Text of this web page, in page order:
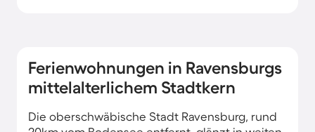
Ferienwohnungen in Ravensburgs
mittelalterlichem Stadtkern
Die oberschwäbische Stadt Ravensburg, rund